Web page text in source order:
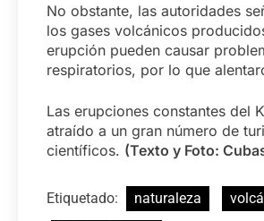
No obstante, las autoridades
los gases volcánicos
erupción pueden causar
respiratorios, por lo que
Las erupciones constantes del
atraído a un gran número de
científicos. (Texto y Foto:
Etiquetado: naturaleza